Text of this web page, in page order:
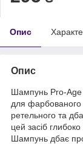
Опис
Опис
Шампунь Pro-Age
для фарбованого
ретельного та
цей засіб
Шампунь дбає про